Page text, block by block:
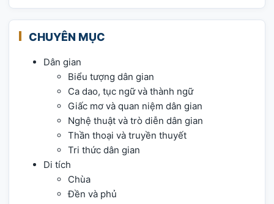
CHUYÊN MỤC
Dân gian
Biểu tượng dân gian
Ca dao, tục ngữ và thành ngữ
Giấc mơ và quan niệm dân gian
Nghệ thuật và trò diễn dân gian
Thần thoại và truyền thuyết
Tri thức dân gian
Di tích
Chùa
Đền và phủ